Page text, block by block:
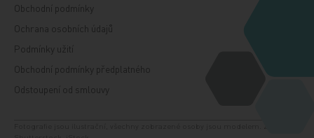
Obchodní podmínky
Ochrana osobních údajů
Podmínky užití
Obchodní podmínky předplatného
Odstoupení od smlouvy